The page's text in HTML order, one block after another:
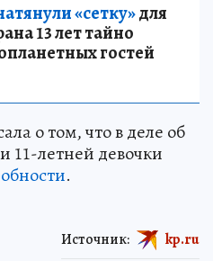
«сетку»для
13 лет тайно
гостей
о том, что в деле об
11-летней девочки
.
Источник: kp.ru